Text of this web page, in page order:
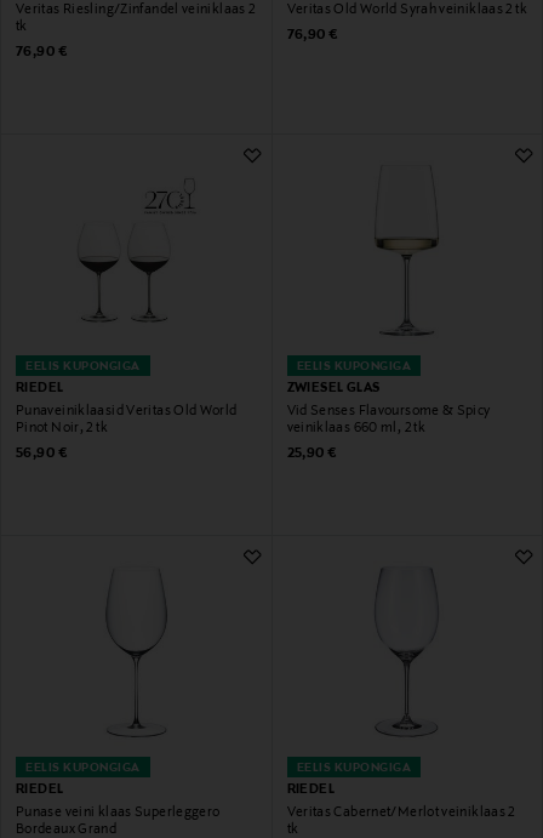
Veritas Riesling/Zinfandel veiniklaas 2
tk
Original Price
76,90 €
Veritas Old World Syrah veiniklaas 2 tk
Original Price
76,90 €
EELIS KUPONGIGA
RIEDEL
Punaveiniklaasid Veritas Old World
Pinot Noir, 2 tk
Original Price
56,90 €
EELIS KUPONGIGA
ZWIESEL GLAS
Vid Senses Flavoursome & Spicy
veiniklaas 660 ml, 2 tk
Original Price
25,90 €
EELIS KUPONGIGA
RIEDEL
Punase veini klaas Superleggero
Bordeaux Grand
EELIS KUPONGIGA
RIEDEL
Veritas Cabernet/Merlot veiniklaas 2
tk